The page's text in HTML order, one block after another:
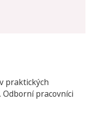
praktických
Odborní pracovníci